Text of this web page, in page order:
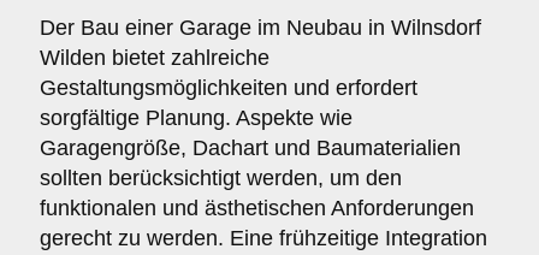
Der Bau einer Garage im Neubau in Wilnsdorf
Wilden bietet zahlreiche
Gestaltungsmöglichkeiten und erfordert
sorgfältige Planung. Aspekte wie
Garagengröße, Dachart und Baumaterialien
sollten berücksichtigt werden, um den
funktionalen und ästhetischen Anforderungen
gerecht zu werden. Eine frühzeitige Integration